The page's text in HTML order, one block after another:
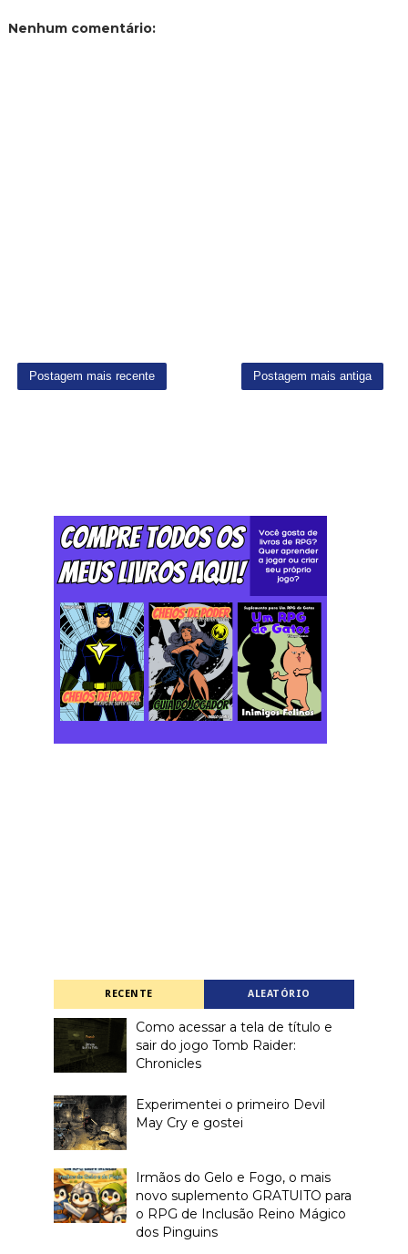
Nenhum comentário:
Postagem mais recente Postagem mais antiga
RECENTE ALEATÓRIO
Como acessar a tela de título e
sair do jogo Tomb Raider:
Chronicles
Experimentei o primeiro Devil
May Cry e gostei
Irmãos do Gelo e Fogo, o mais
novo suplemento GRATUITO para
o RPG de Inclusão Reino Mágico
dos Pinguins